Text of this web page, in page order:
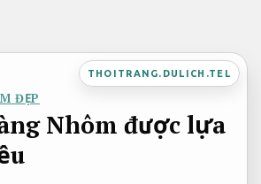
THOITRANG.DULICH.TEL
ĐẸP
Nhôm được lựa